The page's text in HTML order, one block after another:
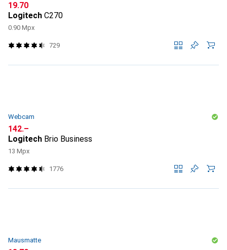
CHF
19.70
Logitech C270
0.90 Mpx
729
Webcam
CHF
142.–
Logitech Brio Business
13 Mpx
1776
Mausmatte